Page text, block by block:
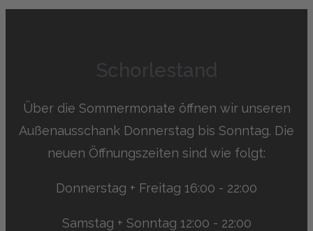
Schorlestand
Über die Sommermonate öffnen wir unseren
Außenausschank Donnerstag bis Sonntag. Die
neuen Öffnungszeiten sind wie folgt:
Donnerstag + Freitag 16:00 - 22:00
Samstag + Sonntag 12:00 - 22:00